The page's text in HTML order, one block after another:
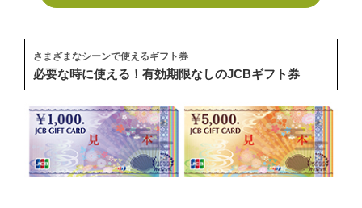
さまざまなシーンで使えるギフト券
必要な時に使える！有効期限なしのJCBギフト券